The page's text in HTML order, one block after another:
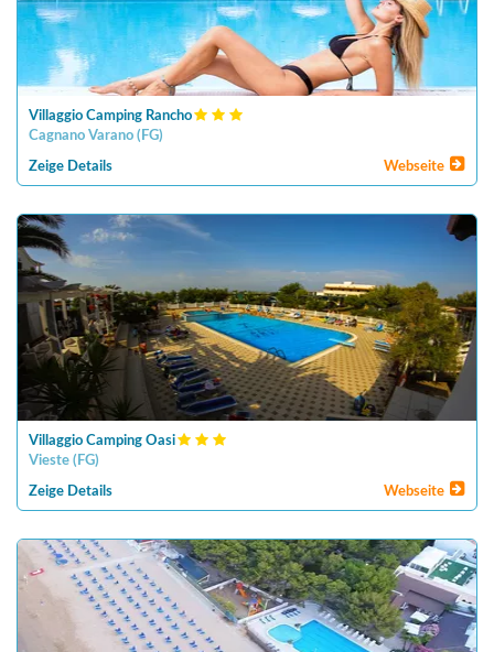
Villaggio Camping Rancho
Cagnano Varano ( FG)
Zeige Details Webseite
Villaggio Camping Oasi
Vieste ( FG)
Zeige Details Webseite